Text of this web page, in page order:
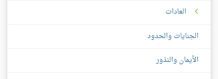
العادات
الجنايات والحدود
الأيمان والنذور